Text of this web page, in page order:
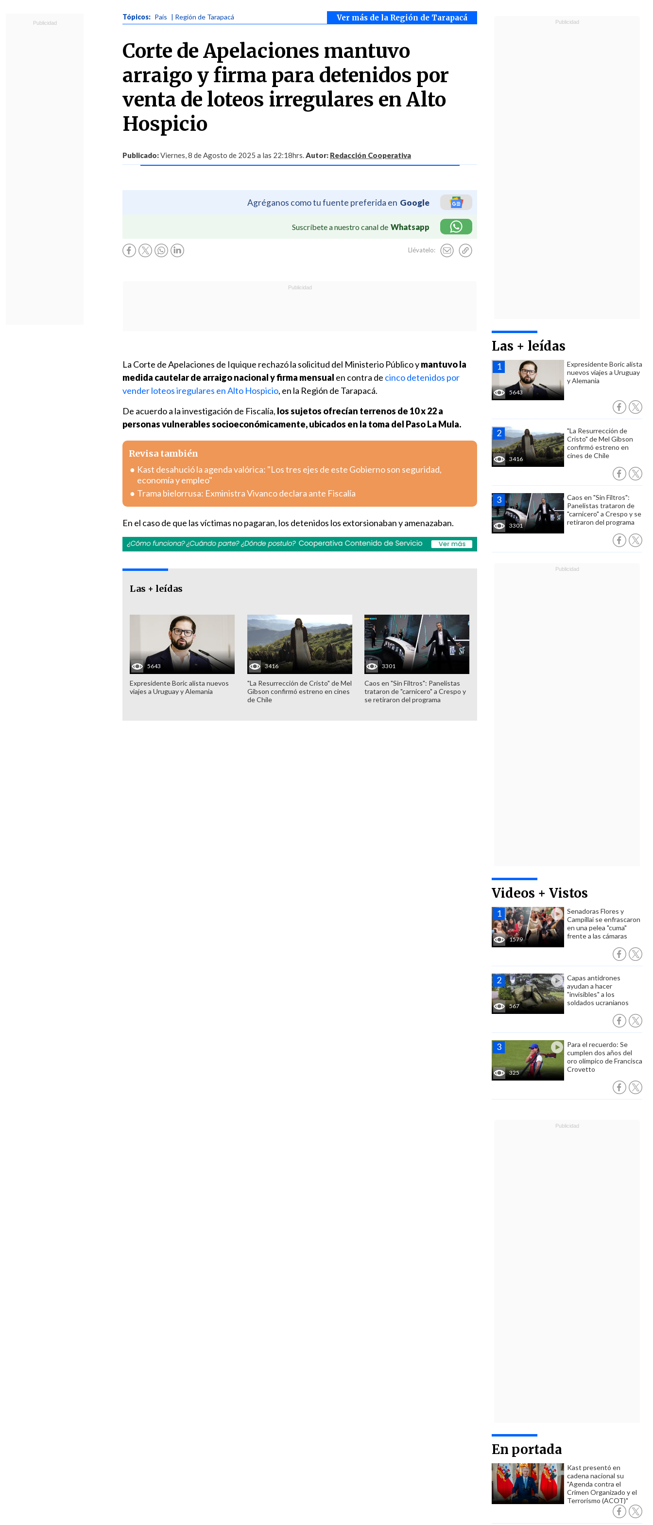
Ver más de la Región de Tarapacá
Tópicos: País | Región de Tarapacá
Corte de Apelaciones mantuvo
arraigo y firma para detenidos por
venta de loteos irregulares en Alto
Hospicio
Publicado:Viernes, 8 de Agosto de 2025 a las 22:18hrs.Autor: Redacción Cooperativa
Agréganos como tu fuente preferida en Google
Suscríbete a nuestro canal de Whatsapp
Llévatelo:
Las + leídas
5643
Expresidente Boric alista
nuevos viajes a Uruguay
y Alemania
3416
"La Resurrección de
Cristo" de Mel Gibson
confirmó estreno en
cines de Chile
3301
Caos en "Sin Filtros":
Panelistas trataron de
"carnicero" a Crespo y se
retiraron del programa
Videos + Vistos
1579
Senadoras Flores y
Campillai se enfrascaron
en una pelea "cuma"
frente a las cámaras
567
Capas antidrones
ayudan a hacer
"invisibles" a los
soldados ucranianos
325
Para el recuerdo: Se
cumplen dos años del
oro olímpico de Francisca
Crovetto
En portada
Kast presentó en
cadena nacional su
"Agenda contra el
Crimen Organizado y el
Terrorismo (ACOT)"
La Corte de Apelaciones de Iquique rechazó la solicitud del Ministerio Público ymantuvo la
medida cautelar de arraigo nacional y firma mensual en contra de cinco detenidos por
vender loteos iregulares en Alto Hospicio, en la Región de Tarapacá.
De acuerdo a la investigación de Fiscalía, los sujetos ofrecían terrenos de 10 x 22 a
personas vulnerables socioeconómicamente, ubicados en la toma del Paso La Mula.
Revisa también
Kast desahució la agenda valórica: "Los tres ejes de este Gobierno son seguridad,
economía y empleo"
Trama bielorrusa: Exministra Vivanco declara ante Fiscalía
En el caso de que las víctimas no pagaran, los detenidos los extorsionaban y amenazaban.
Las + leídas
5643
Expresidente Boric alista nuevos
viajes a Uruguay y Alemania
3416
"La Resurrección de Cristo" de Mel
Gibson confirmó estreno en cines
de Chile
3301
Caos en "Sin Filtros": Panelistas
trataron de "carnicero" a Crespo y
se retiraron del programa